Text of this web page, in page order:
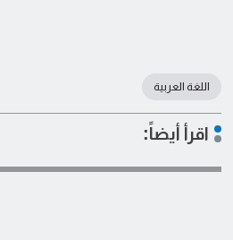
اللغة العربية
اقرأ أيضاً: